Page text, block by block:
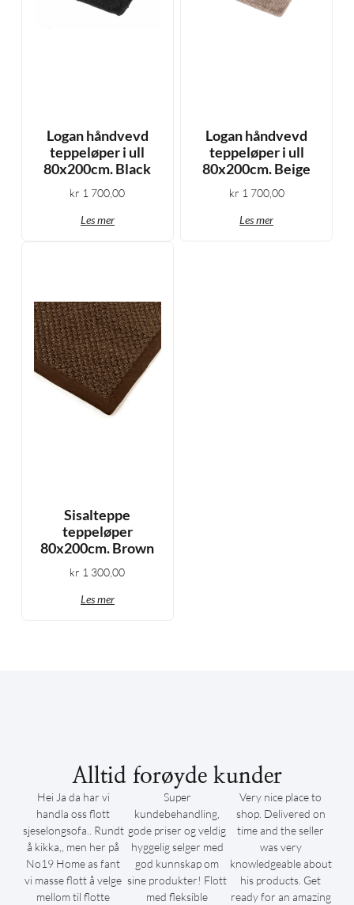
Logan håndvevd
teppeløper i ull
80x200cm. Black
kr 1 700,00
Les mer
Logan håndvevd
teppeløper i ull
80x200cm. Beige
kr 1 700,00
Les mer
Sisalteppe
teppeløper
80x200cm. Brown
kr 1 300,00
Les mer
Alltid forøyde kunder
Hei Ja da har vi
handla oss flott
sjeselongsofa.. Rundt
å kikka,, men her på
No19 Home as fant
vi masse flott å velge
mellom til flotte
Super
kundebehandling,
gode priser og veldig
hyggelig selger med
god kunnskap om
sine produkter! Flott
med fleksible
Very nice place to
shop. Delivered on
time and the seller
was very
knowledgeable about
his products. Get
ready for an amazing